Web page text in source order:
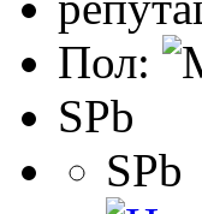
Пол:
SPb
SPb